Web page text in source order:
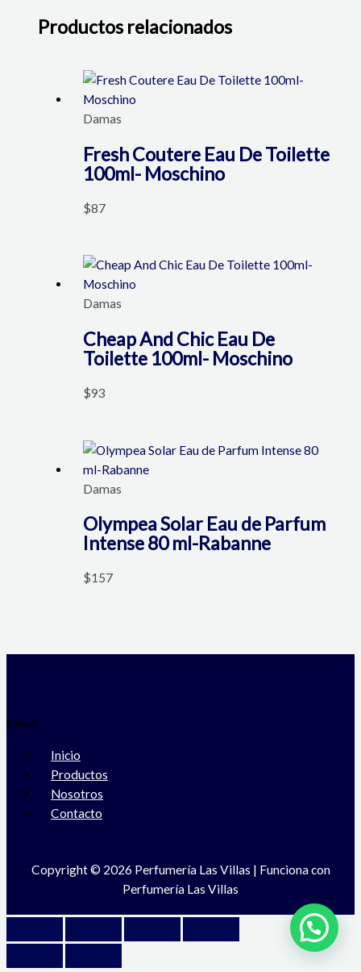
Productos relacionados
Damas
Fresh Coutere Eau De Toilette
100ml- Moschino
$87
Damas
Cheap And Chic Eau De
Toilette 100ml- Moschino
$93
Damas
Olympea Solar Eau de Parfum
Intense 80 ml-Rabanne
$157
Menú
Inicio
Productos
Nosotros
Contacto
Copyright © 2026 Perfumería Las Villas | Funciona con
Perfumería Las Villas